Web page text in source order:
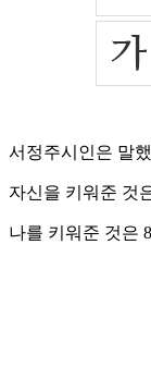
서정주시인은 말
자신을 키워준 것
나를 키워준 것은